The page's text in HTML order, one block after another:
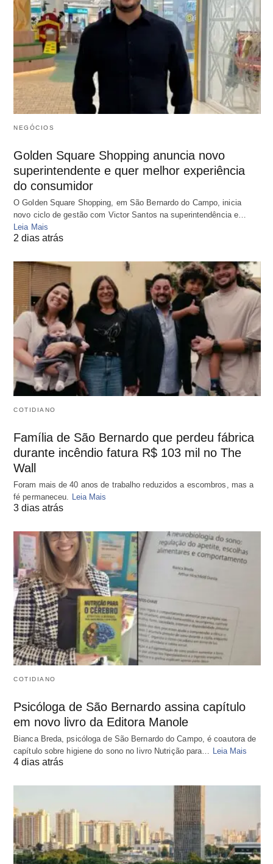
NEGÓCIOS
Golden Square Shopping anuncia novo
superintendente e quer melhor experiência
do consumidor
O Golden Square Shopping, em São Bernardo do Campo, inicia
novo ciclo de gestão com Victor Santos na superintendência e…
Leia Mais
2 dias atrás
COTIDIANO
Família de São Bernardo que perdeu fábrica
durante incêndio fatura R$ 103 mil no The
Wall
Foram mais de 40 anos de trabalho reduzidos a escombros, mas a
fé permaneceu. Leia Mais
3 dias atrás
COTIDIANO
Psicóloga de São Bernardo assina capítulo
em novo livro da Editora Manole
Bianca Breda, psicóloga de São Bernardo do Campo, é coautora de
capítulo sobre higiene do sono no livro Nutrição para… Leia Mais
4 dias atrás